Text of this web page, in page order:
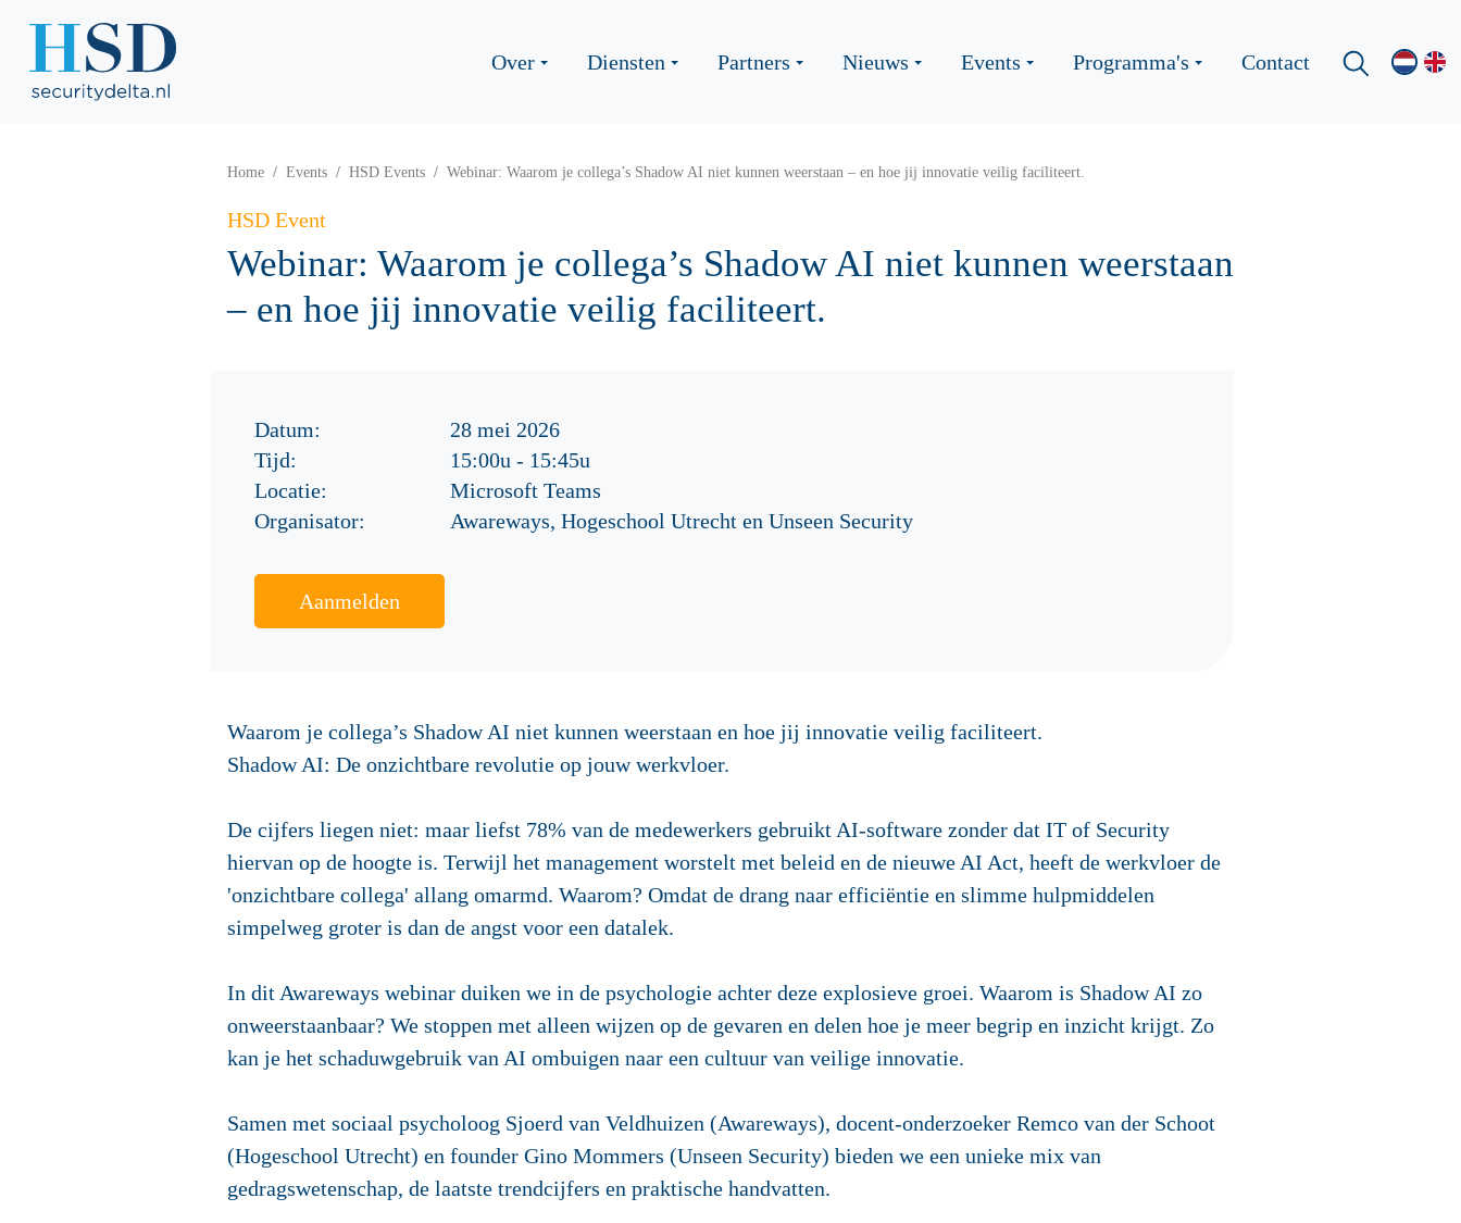
Over Diensten Partners Nieuws Events Programma's Contact
Home Events HSD Events Webinar: Waarom je collega’s Shadow AI niet kunnen weerstaan – en hoe jij innovatie veilig faciliteert.
HSD Event
Webinar: Waarom je collega’s Shadow AI niet kunnen weerstaan
– en hoe jij innovatie veilig faciliteert.
Datum:
28 mei 2026
Tijd:
15:00u - 15:45u
Locatie:
Microsoft Teams
Organisator:
Awareways, Hogeschool Utrecht en Unseen Security
Aanmelden
Waarom je collega’s Shadow AI niet kunnen weerstaan en hoe jij innovatie veilig faciliteert.
Shadow AI: De onzichtbare revolutie op jouw werkvloer.
De cijfers liegen niet: maar liefst 78% van de medewerkers gebruikt AI-software zonder dat IT of Security
hiervan op de hoogte is. Terwijl het management worstelt met beleid en de nieuwe AI Act, heeft de werkvloer de
'onzichtbare collega' allang omarmd. Waarom? Omdat de drang naar efficiëntie en slimme hulpmiddelen
simpelweg groter is dan de angst voor een datalek.
In dit Awareways webinar duiken we in de psychologie achter deze explosieve groei. Waarom is Shadow AI zo
onweerstaanbaar? We stoppen met alleen wijzen op de gevaren en delen hoe je meer begrip en inzicht krijgt. Zo
kan je het schaduwgebruik van AI ombuigen naar een cultuur van veilige innovatie.
Samen met sociaal psycholoog Sjoerd van Veldhuizen (Awareways), docent-onderzoeker Remco van der Schoot
(Hogeschool Utrecht) en founder Gino Mommers (Unseen Security) bieden we een unieke mix van
gedragswetenschap, de laatste trendcijfers en praktische handvatten.